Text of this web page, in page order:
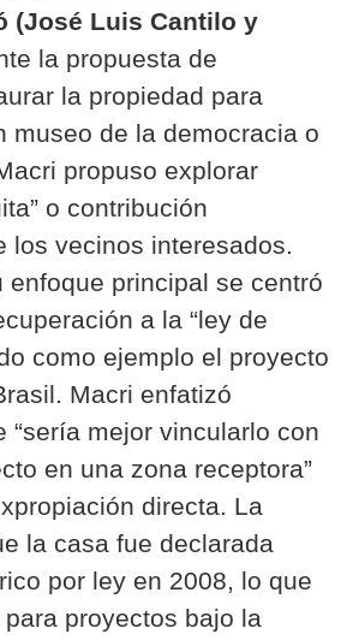
(José Luis Cantilo y
la propuesta de
la propiedad para
museo de la democracia o
propuso explorar
o contribución
los vecinos interesados.
enfoque principal se centró
a la “ley de
como ejemplo el proyecto
Macri enfatizó
“sería mejor vincularlo con
en una zona receptora”
directa. La
la casa fue declarada
por ley en 2008, lo que
proyectos bajo la